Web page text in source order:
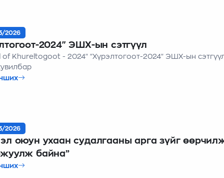
2026
2024" ЭШХ-ын сэтгүүл
- 2024" "Хүрэлтогоот-2024" ЭШХ-ын сэтгүүлийн
2026
судалгааны арга зүйг өөрчилж
байна”